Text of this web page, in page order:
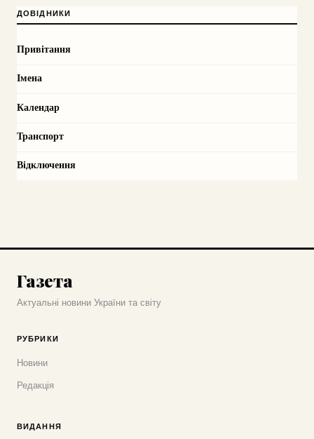
ДОВІДНИКИ
Привітання
Імена
Календар
Транспорт
Відключення
Газета
Актуальні новини України та світу
РУБРИКИ
Новини
Редакція
ВИДАННЯ